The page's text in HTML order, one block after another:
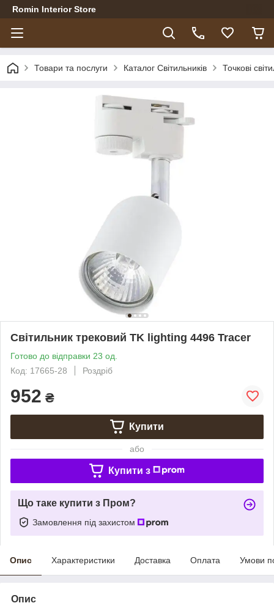
Romin Interior Store
Товари та послуги Каталог Світильників Точкові
Світильник трековий TK lighting 4496 Tracer
Готово до відправки 23 од.
Код: 17665-28
Роздріб
952 ₴
Купити
або
Купити з
Що таке купити з Пром?
Замовлення під захистом
Опис Характеристики Доставка Оплата Умови
Опис